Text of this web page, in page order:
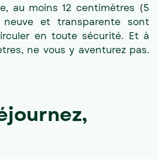
au moins 12 centimètres (5
et transparente sont
en toute sécurité. Et à
ne vous y aventurez pas.